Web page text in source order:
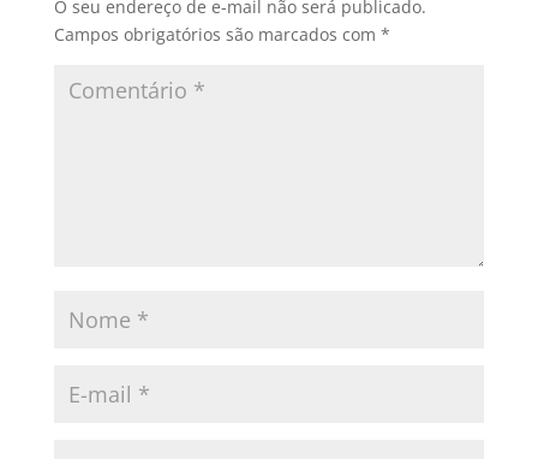
O seu endereço de e-mail não será publicado.
Campos obrigatórios são marcados com *